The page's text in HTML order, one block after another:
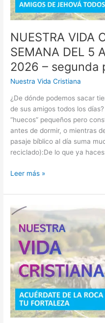
NUESTRA VIDA
SEMANA DEL 5
2026 – segunda
Nuestra Vida Cristiana
¿De dónde podemos sacar
de sus amigos todos los
“huecos” pequeños pero
antes de dormir, o mientras
pasaje bíblico al día suma
reciclado):De lo que ya
NUESTRA
CRISTIANA
SEMANA
DEL
5
DE
ENERO
2026
segunda
Leer más »